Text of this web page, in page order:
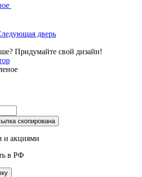
дверь
Придумайте свой дизайн!
скопирована
и акциями
в РФ